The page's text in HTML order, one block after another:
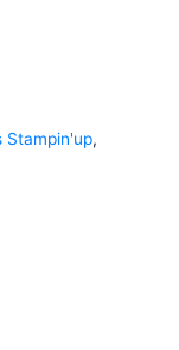
Stampin'up,